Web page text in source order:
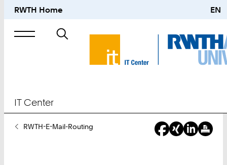
RWTH Home EN
Suche
nach
IT Center
SieRWTH-E-Mail-Routing